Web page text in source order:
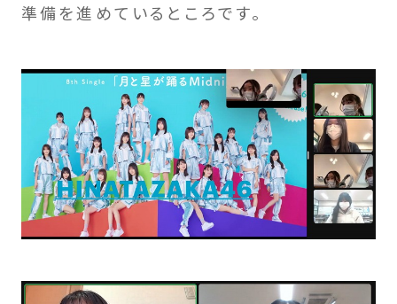
準備を進めているところです。